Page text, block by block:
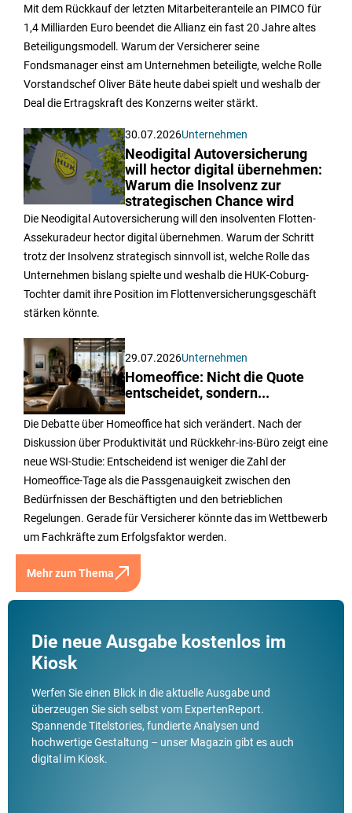
Mit dem Rückkauf der letzten Mitarbeiteranteile an PIMCO für
1,4 Milliarden Euro beendet die Allianz ein fast 20 Jahre altes
Beteiligungsmodell. Warum der Versicherer seine
Fondsmanager einst am Unternehmen beteiligte, welche Rolle
Vorstandschef Oliver Bäte heute dabei spielt und weshalb der
Deal die Ertragskraft des Konzerns weiter stärkt.
30.07.2026Unternehmen
Neodigital Autoversicherung
will hector digital übernehmen:
Warum die Insolvenz zur
strategischen Chance wird
Die Neodigital Autoversicherung will den insolventen Flotten-
Assekuradeur hector digital übernehmen. Warum der Schritt
trotz der Insolvenz strategisch sinnvoll ist, welche Rolle das
Unternehmen bislang spielte und weshalb die HUK-Coburg-
Tochter damit ihre Position im Flottenversicherungsgeschäft
stärken könnte.
29.07.2026Unternehmen
Homeoffice: Nicht die Quote
entscheidet, sondern...
Die Debatte über Homeoffice hat sich verändert. Nach der
Diskussion über Produktivität und Rückkehr-ins-Büro zeigt eine
neue WSI-Studie: Entscheidend ist weniger die Zahl der
Homeoffice-Tage als die Passgenauigkeit zwischen den
Bedürfnissen der Beschäftigten und den betrieblichen
Regelungen. Gerade für Versicherer könnte das im Wettbewerb
um Fachkräfte zum Erfolgsfaktor werden.
Mehr zum Thema
Die neue Ausgabe kostenlos im
Kiosk
Werfen Sie einen Blick in die aktuelle Ausgabe und
überzeugen Sie sich selbst vom ExpertenReport.
Spannende Titelstories, fundierte Analysen und
hochwertige Gestaltung – unser Magazin gibt es auch
digital im Kiosk.